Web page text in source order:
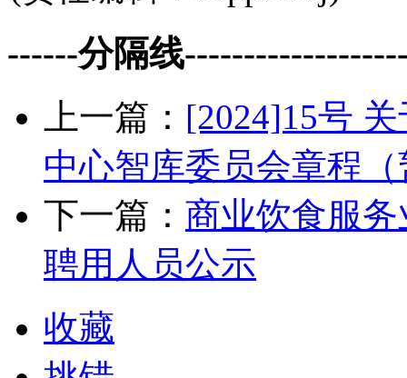
------分隔线
上一篇： [2024]15号
中心智库委员会章程
下一篇： 商业饮食服
聘用人员公示
收藏